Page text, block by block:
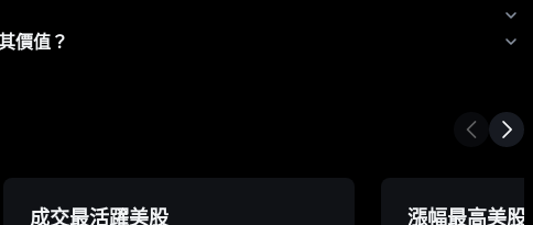
價值？
成交最活躍美股 漲幅最高美股